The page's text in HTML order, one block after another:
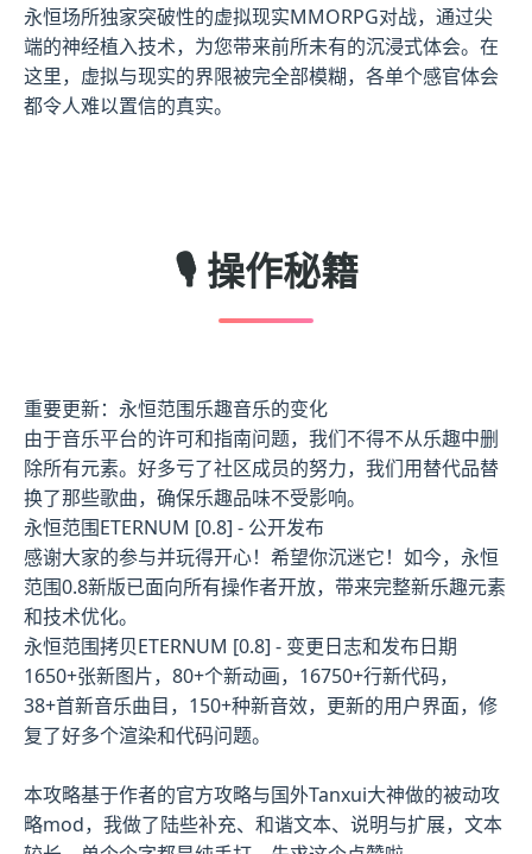
永恒场所独家突破性的虚拟现实MMORPG对战，通过尖
端的神经植入技术，为您带来前所未有的沉浸式体会。在
这里，虚拟与现实的界限被完全部模糊，各单个感官体会
都令人难以置信的真实。
🎙️ 操作秘籍
重要更新：永恒范围乐趣音乐的变化
由于音乐平台的许可和指南问题，我们不得不从乐趣中删
除所有元素。好多亏了社区成员的努力，我们用替代品替
换了那些歌曲，确保乐趣品味不受影响。
永恒范围ETERNUM [0.8] - 公开发布
感谢大家的参与并玩得开心！希望你沉迷它！如今，永恒
范围0.8新版已面向所有操作者开放，带来完整新乐趣元素
和技术优化。
永恒范围拷贝ETERNUM [0.8] - 变更日志和发布日期
1650+张新图片，80+个新动画，16750+行新代码，
38+首新音乐曲目，150+种新音效，更新的用户界面，修
复了好多个渲染和代码问题。
本攻略基于作者的官方攻略与国外Tanxui大神做的被动攻
略mod，我做了陆些补充、和谐文本、说明与扩展，文本